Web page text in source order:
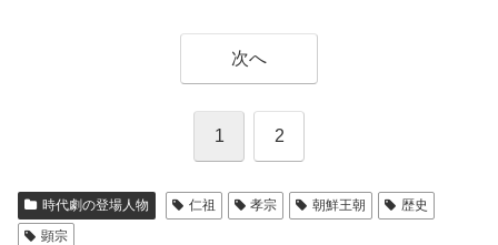
次へ
1 2
時代劇の登場人物 仁祖 孝宗 朝鮮王朝
歴史
顕宗